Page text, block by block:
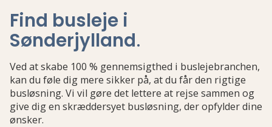
Find busleje i
Sønderjylland.
Ved at skabe 100 % gennemsigthed i buslejebranchen,
kan du føle dig mere sikker på, at du får den rigtige
busløsning. Vi vil gøre det lettere at rejse sammen og
give dig en skræddersyet busløsning, der opfylder dine
ønsker.